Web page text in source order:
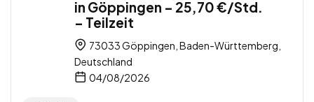
in Göppingen – 25,70 €/Std.
– Teilzeit
73033 Göppingen, Baden-Württemberg,
Deutschland
04/08/2026